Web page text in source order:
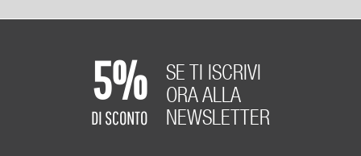
5%
DI SCONTO
SE TI ISCRIVI
ORA ALLA
NEWSLETTER